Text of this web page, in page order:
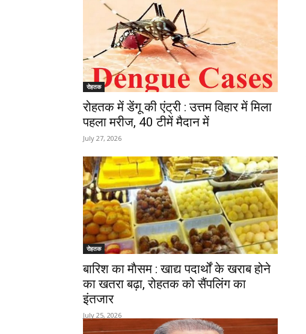
रोहतक
रोहतक में डेंगू की एंट्री : उत्तम विहार में मिला
पहला मरीज, 40 टीमें मैदान में
July 27, 2026
रोहतक
बारिश का माैसम : खाद्य पदार्थों के खराब होने
का खतरा बढ़ा, रोहतक को सैंपलिंग का
इंतजार
July 25, 2026